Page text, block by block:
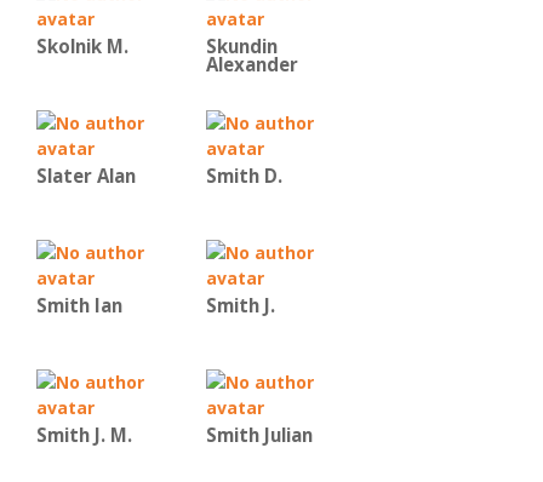
Skolnik M. Skundin
Alexander
Slater Alan Smith D.
Smith Ian Smith J.
Smith J. M. Smith Julian